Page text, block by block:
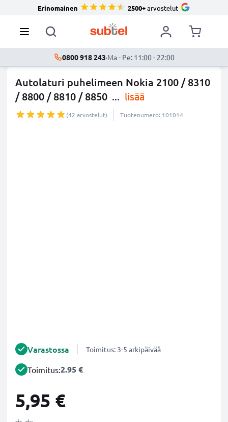
Erinomainen 2500+arvostelut
0800 918 243·Ma - Pe: 11:00 - 22:00
Autolaturi puhelimeen Nokia 2100 / 8310
/ 8800 / 8810 / 8850 ... lisää
(42 arvostelut) Tuotenumero: 101014
Varastossa Toimitus: 3-5 arkipäivää
Toimitus:2.95 €
5,95 €